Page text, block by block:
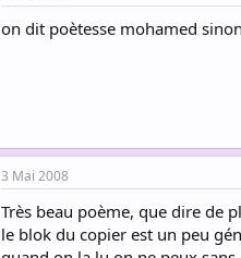
on dit poètesse mohamed
3 Mai 2008
Très beau poème, que dire de
le blok du copier est un peu